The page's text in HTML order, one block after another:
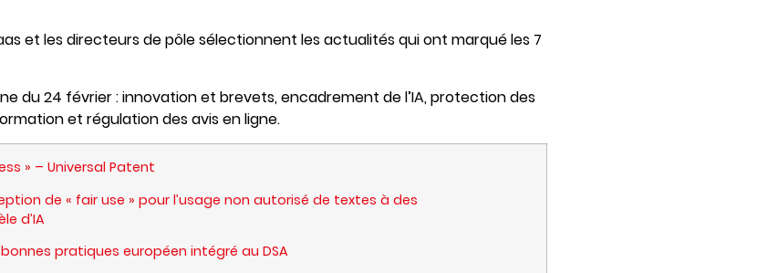
et les directeurs de pôle sélectionnent les actualités qui ont marqué les 7
du 24 février : innovation et brevets, encadrement de l’IA, protection des
et régulation des avis en ligne.
» – Universal Patent
de « fair use » pour l’usage non autorisé de textes à des
d’IA
pratiques européen intégré au DSA